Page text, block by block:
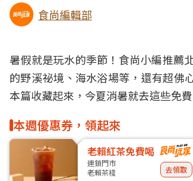
食尚編輯部
暑假就是玩水的季節！食尚小編推薦
的野溪祕境、海水浴場等，還有超佛
本篇收藏起來，今夏消暑就去這些免
本週優惠券，領起來
老賴紅茶免費喝
連鎖門市
老賴茶棧
去領取